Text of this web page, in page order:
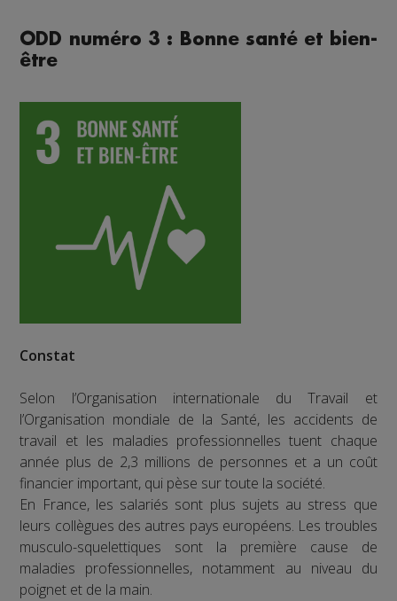
ODD numéro 3 : Bonne santé et bien-
être
Constat
Selon l’Organisation internationale du Travail et
l’Organisation mondiale de la Santé, les accidents de
travail et les maladies professionnelles tuent chaque
année plus de 2,3 millions de personnes et a un coût
financier important, qui pèse sur toute la société.
En France, les salariés sont plus sujets au stress que
leurs collègues des autres pays européens. Les troubles
musculo-squelettiques sont la première cause de
maladies professionnelles, notamment au niveau du
poignet et de la main.